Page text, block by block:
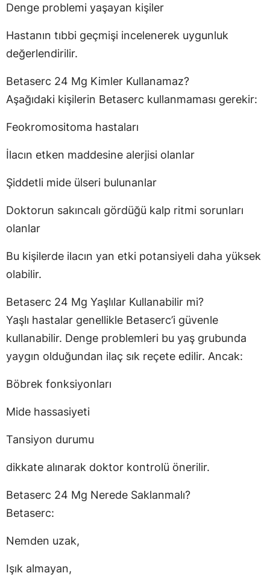
Denge problemi yaşayan kişiler
Hastanın tıbbi geçmişi incelenerek uygunluk
değerlendirilir.
Betaserc 24 Mg Kimler Kullanamaz?
Aşağıdaki kişilerin Betaserc kullanmaması gerekir:
Feokromositoma hastaları
İlacın etken maddesine alerjisi olanlar
Şiddetli mide ülseri bulunanlar
Doktorun sakıncalı gördüğü kalp ritmi sorunları
olanlar
Bu kişilerde ilacın yan etki potansiyeli daha yüksek
olabilir.
Betaserc 24 Mg Yaşlılar Kullanabilir mi?
Yaşlı hastalar genellikle Betaserc’i güvenle
kullanabilir. Denge problemleri bu yaş grubunda
yaygın olduğundan ilaç sık reçete edilir. Ancak:
Böbrek fonksiyonları
Mide hassasiyeti
Tansiyon durumu
dikkate alınarak doktor kontrolü önerilir.
Betaserc 24 Mg Nerede Saklanmalı?
Betaserc:
Nemden uzak,
Işık almayan,